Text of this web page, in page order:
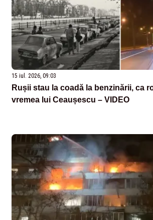
15 iul. 2026, 09:03
Rușii stau la coadă la benzinării, ca
vremea lui Ceaușescu – VIDEO